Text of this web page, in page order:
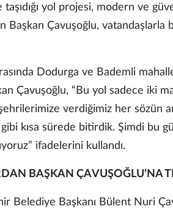
yol projesi, modern ve
Başkan Çavuşoğlu,
Dodurga ve Bademli
Çavuşoğlu, “Bu yol sadece iki
verdiğimiz her sözün
kısa sürede bitirdik. Şimdi bu
ifadelerini kullandı.
BAŞKAN ÇAVUŞOĞLU’NA
Belediye Başkanı Bülent Nuri